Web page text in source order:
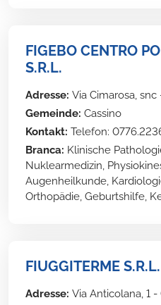
FIGEBO CENTRO
S.R.L.
Adresse: Via Cimarosa,
Gemeinde: Cassino
Kontakt: Telefon:
Branca: Klinische
Nuklearmedizin,
Augenheilkunde,
Orthopädie, Geburtshilfe,
FIUGGITERME S.R.L.
Adresse: Via Anticolana, 1